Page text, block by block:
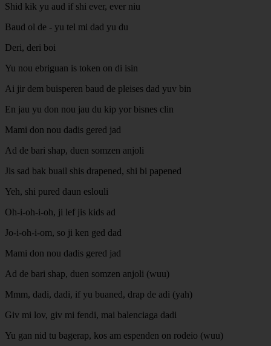
Shid kik yu aud if shi ever, ever niu
Baud ol de - yu tel mi dad yu du
Deri, deri boi
Yu nou ebriguan is token on di isin
Ai jir dem buisperen baud de pleises dad yuv bin
En jau yu don nou jau du kip yor bisnes clin
Mami don nou dadis gered jad
Ad de bari shap, duen somzen anjoli
Jis sad bak buail shis drapened, shi bi papened
Yeh, shi pured daun eslouli
Oh-i-oh-i-oh, ji lef jis kids ad
Jo-i-oh-i-om, so ji ken ged dad
Mami don nou dadis gered jad
Ad de bari shap, duen somzen anjoli (wuu)
Mmm, dadi, dadi, if yu buaned, drap de adi (yah)
Giv mi lov, giv mi fendi, mai balenciaga dadi
Yu gan nid tu bagerap, kos am espenden on rodeio (wuu)